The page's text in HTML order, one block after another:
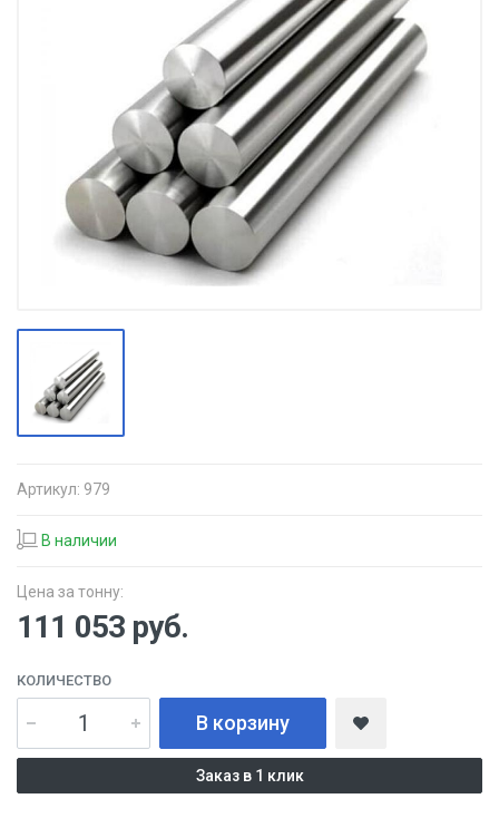
Артикул: 979
В наличии
Цена за тонну:
111 053 руб.
КОЛИЧЕСТВО
В корзину
Заказ в 1 клик